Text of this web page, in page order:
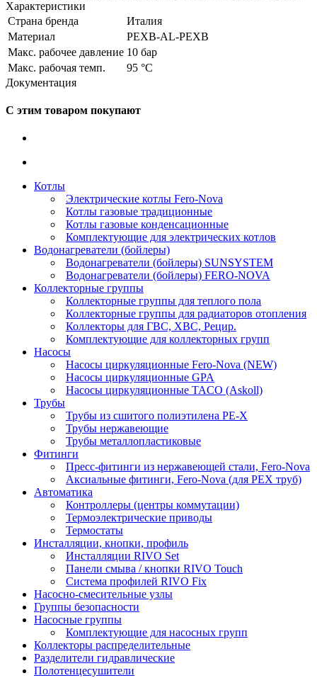
Характеристики
Страна бренда
Италия
Материал
PEXB-AL-PEXB
Макс. рабочее давление 10 бар
Макс. рабочая темп.
95 °С
Документация
С этим товаром покупают
Котлы
Электрические котлы Fero-Nova
Котлы газовые традиционные
Котлы газовые конденсационные
Комплектующие для электрических котлов
Водонагреватели (бойлеры)
Водонагреватели (бойлеры) SUNSYSTEM
Водонагреватели (бойлеры) FERO-NOVA
Коллекторные группы
Коллекторные группы для теплого пола
Коллекторные группы для радиаторов отопления
Коллекторы для ГВС, ХВС, Рецир.
Комплектующие для коллекторных групп
Насосы
Насосы циркуляционные Fero-Nova (NEW)
Насосы циркуляционные GPA
Насосы циркуляционные TACO (Askoll)
Трубы
Трубы из сшитого полиэтилена PE-X
Трубы нержавеющие
Трубы металлопластиковые
Фитинги
Пресс-фитинги из нержавеющей стали, Fero-Nova
Аксиальные фитинги, Fero-Nova (для PEX труб)
Автоматика
Контроллеры (центры коммутации)
Термоэлектрические приводы
Термостаты
Инсталляции, кнопки, профиль
Инсталляции RIVO Set
Панели смыва / кнопки RIVO Touch
Система профилей RIVO Fix
Насосно-смесительные узлы
Группы безопасности
Насосные группы
Комплектующие для насосных групп
Коллекторы распределительные
Разделители гидравлические
Полотенцесушители